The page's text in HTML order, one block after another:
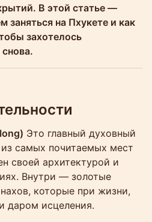
В этой статье —
заняться на Пхукете и как
захотелось
Это главный духовный
самых почитаемых мест
своей архитектурой и
Внутри — золотые
которые при жизни,
даром исцеления.